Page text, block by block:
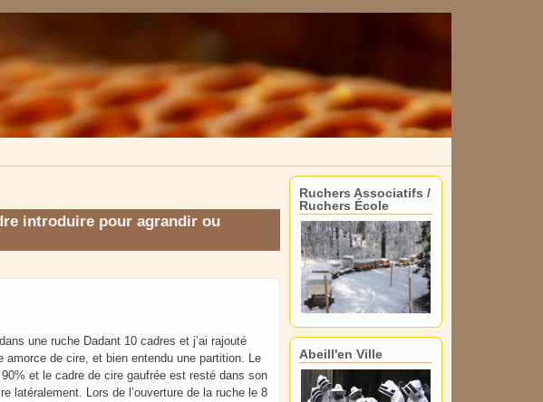
introduire pour agrandir ou
une ruche Dadant 10 cadres et j’ai rajouté
amorce de cire, et bien entendu une partition. Le
et le cadre de cire gaufrée est resté dans son
latéralement. Lors de l’ouverture de la ruche le 8
Ruchers Associatifs /
Ruchers École
Abeill'en Ville